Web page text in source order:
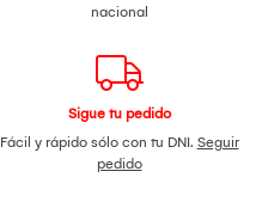
nacional
Sigue tu pedido
Fácil y rápido sólo con tu DNI. Seguir
pedido